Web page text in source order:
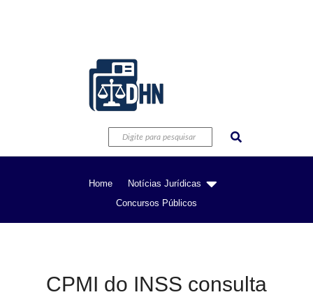
Home
Notícias Jurídicas
Concursos Públicos
CPMI do INSS consulta